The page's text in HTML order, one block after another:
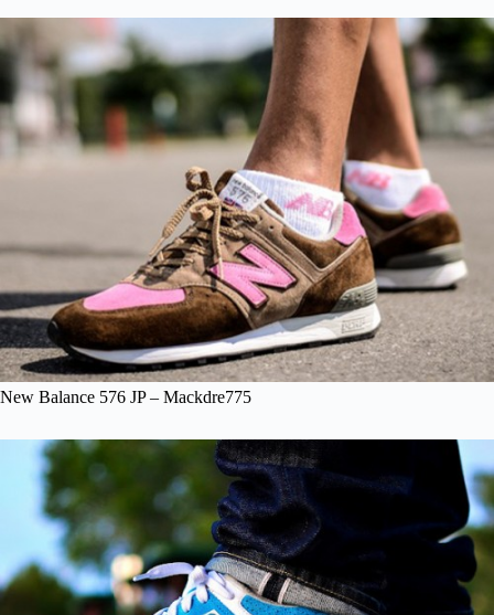
New Balance 576 JP – Mackdre775